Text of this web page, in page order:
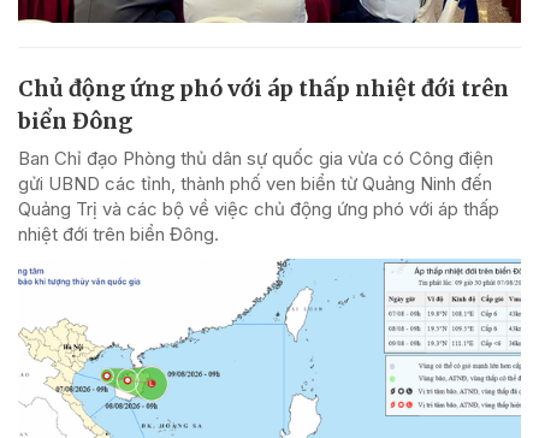
Chủ động ứng phó với áp thấp nhiệt đới trên
biển Đông
Ban Chỉ đạo Phòng thủ dân sự quốc gia vừa có Công điện
gửi UBND các tỉnh, thành phố ven biển từ Quảng Ninh đến
Quảng Trị và các bộ về việc chủ động ứng phó với áp thấp
nhiệt đới trên biển Đông.